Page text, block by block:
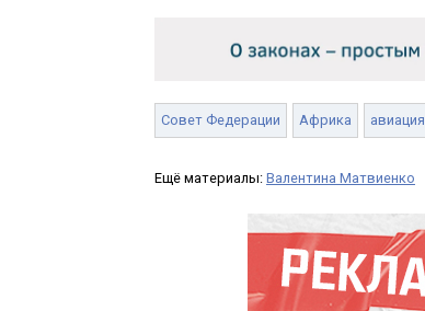
Совет Федерации Африка авиация
Ещё материалы: Валентина Матвиенко